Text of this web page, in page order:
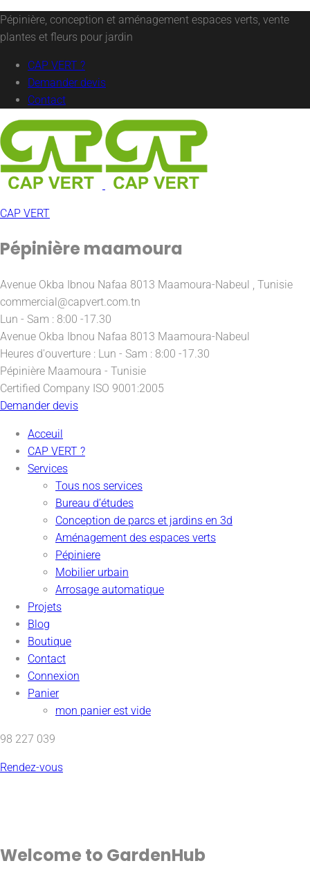
Pépinière, conception et aménagement espaces verts, vente
plantes et fleurs pour jardin
CAP VERT ?
Demander devis
Contact
CAP VERT
Pépinière maamoura
Avenue Okba Ibnou Nafaa 8013 Maamoura-Nabeul , Tunisie
commercial@capvert.com.tn
Lun - Sam : 8:00 -17.30
Avenue Okba Ibnou Nafaa 8013 Maamoura-Nabeul
Heures d'ouverture : Lun - Sam : 8:00 -17.30
Pépinière Maamoura - Tunisie
Certified Company ISO 9001:2005
Demander devis
Acceuil
CAP VERT ?
Services
Tous nos services
Bureau d’études
Conception de parcs et jardins en 3d
Aménagement des espaces verts
Pépiniere
Mobilier urbain
Arrosage automatique
Projets
Blog
Boutique
Contact
Connexion
Panier
mon panier est vide
98 227 039
Rendez-vous
Welcome to GardenHub